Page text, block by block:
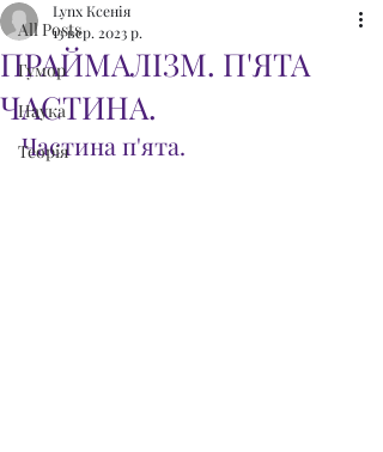
All Posts
Гумор
Наука
Теорія
ПРАЙМАЛІЗМ. П'ЯТА
ЧАСТИНА.
Lynx Ксенія
13 вер. 2023 р.
Частина п'ята.